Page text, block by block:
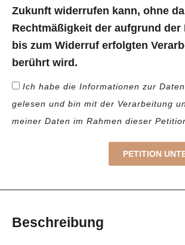
Beschreibung
Zukunft widerrufen kann, ohne
Rechtmäßigkeit der aufgrund
bis zum Widerruf erfolgten
berührt wird.
Ich habe die Informationen zur
gelesen und bin mit der Verarbeitung
meiner Daten im Rahmen dieser
PETITION